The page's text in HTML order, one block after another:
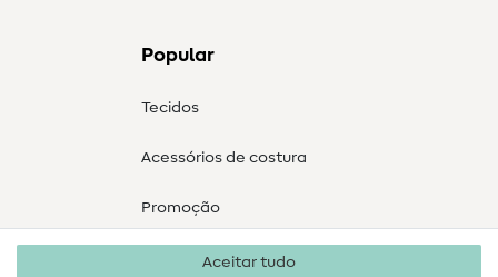
Popular
Tecidos
Acessórios de costura
Promoção
Aceitar tudo